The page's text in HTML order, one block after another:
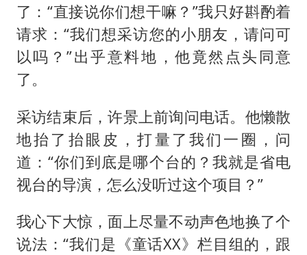
了：“直接说你们想干嘛？”我只好斟酌着
请求：“我们想采访您的小朋友，请问可
以吗？”出乎意料地，他竟然点头同意
了。
采访结束后，许景上前询问电话。他懒散
地抬了抬眼皮，打量了我们一圈，问
道：“你们到底是哪个台的？我就是省电
视台的导演，怎么没听过这个项目？”
我心下大惊，面上尽量不动声色地换了个
说法：“我们是《童话XX》栏目组的，跟